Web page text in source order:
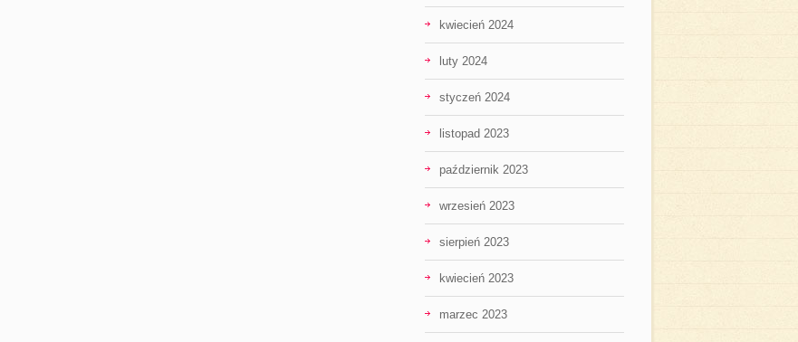
kwiecień 2024
luty 2024
styczeń 2024
listopad 2023
październik 2023
wrzesień 2023
sierpień 2023
kwiecień 2023
marzec 2023